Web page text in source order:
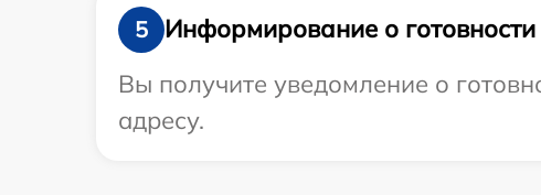
5
Информирование о готовности
Вы получите уведомление о
адресу.